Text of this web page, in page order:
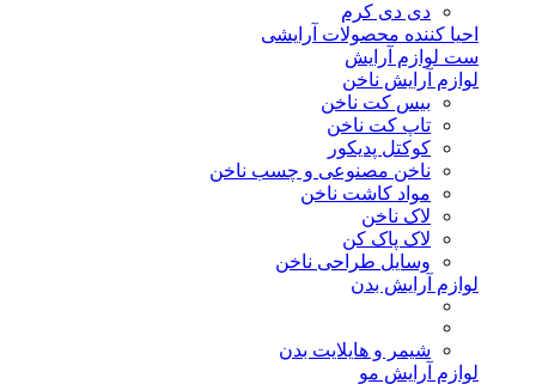
دی دی کرم
احیا کننده محصولات آرایشی
ست لوازم آرایش
لوازم آرایش ناخن
بیس کت ناخن
تاپ کت ناخن
کوکتل پدیکور
ناخن مصنوعی و چسب ناخن
مواد کاشت ناخن
لاک ناخن
لاک پاک کن
وسایل طراحی ناخن
لوازم آرایش بدن
شیمر و هایلایت بدن
لوازم آرایش مو